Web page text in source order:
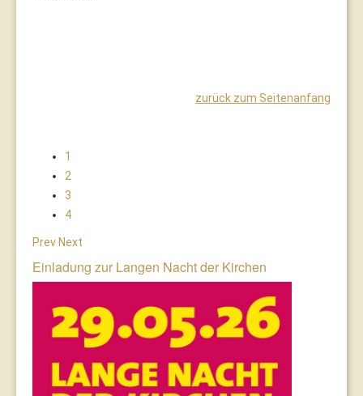
zurück zum Seitenanfang
1
2
3
4
Prev Next
Einladung zur Langen Nacht der Kirchen